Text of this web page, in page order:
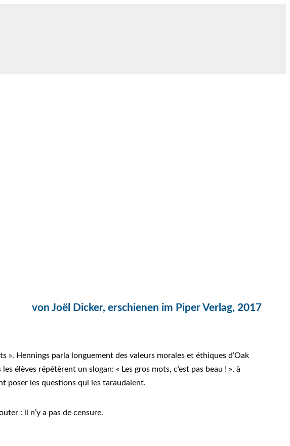
von Joël Dicker, erschienen im Piper Verlag, 2017
». Hennings parla longuement des valeurs morales et éthiques d’Oak
élèves répétèrent un slogan: « Les gros mots, c’est pas beau ! », à
poser les questions qui les taraudaient.
: il n’y a pas de censure.